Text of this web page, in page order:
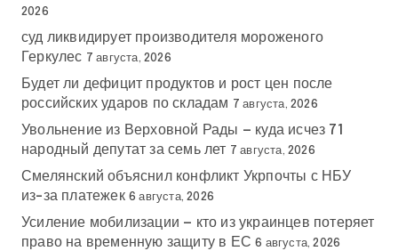
2026
суд ликвидирует производителя мороженого
Геркулес 7 августа, 2026
Будет ли дефицит продуктов и рост цен после
российских ударов по складам 7 августа, 2026
Увольнение из Верховной Рады — куда исчез 71
народный депутат за семь лет 7 августа, 2026
Смелянский объяснил конфликт Укрпочты с НБУ
из-за платежек 6 августа, 2026
Усиление мобилизации — кто из украинцев потеряет
право на временную защиту в ЕС 6 августа, 2026